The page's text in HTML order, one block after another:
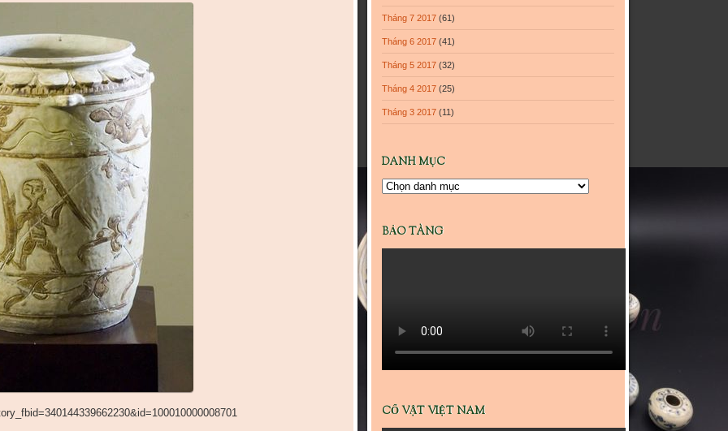
Tháng 7 2017 (61)
Tháng 6 2017 (41)
Tháng 5 2017 (32)
Tháng 4 2017 (25)
Tháng 3 2017 (11)
DANH MỤC
Danh
BẢO TÀNG
CỔ VẬT VIỆT NAM